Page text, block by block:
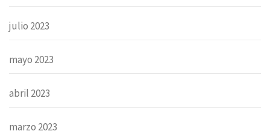
julio 2023
mayo 2023
abril 2023
marzo 2023